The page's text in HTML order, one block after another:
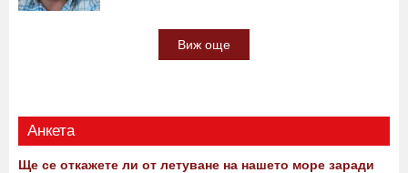
Виж още
Анкета
Ще се откажете ли от летуване на нашето море заради